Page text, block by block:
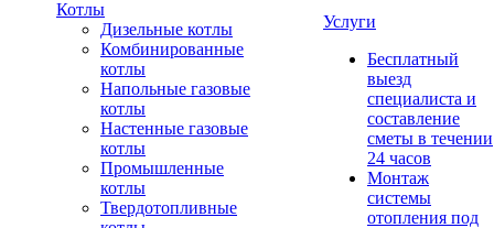
Котлы
Дизельные котлы
Комбинированные
котлы
Напольные газовые
котлы
Настенные газовые
котлы
Промышленные
котлы
Твердотопливные
Услуги
Бесплатный
выезд
специалиста и
составление
сметы в течении
24 часов
Монтаж
системы
отопления под